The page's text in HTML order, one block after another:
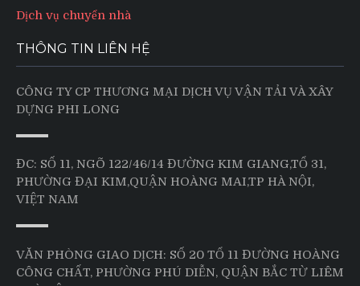
Dịch vụ chuyển nhà
THÔNG TIN LIÊN HỆ
CÔNG TY CP THƯƠNG MẠI DỊCH VỤ VẬN TẢI VÀ XÂY
DỰNG PHI LONG
ĐC: SỐ 11, NGÕ 122/46/14 ĐƯỜNG KIM GIANG,TỔ 31,
PHƯỜNG ĐẠI KIM,QUẬN HOÀNG MAI,TP HÀ NỘI,
VIỆT NAM
VĂN PHÒNG GIAO DỊCH: SỐ 20 TỔ 11 ĐƯỜNG HOÀNG
CÔNG CHẤT, PHƯỜNG PHÚ DIỄN, QUẬN BẮC TỪ LIÊM